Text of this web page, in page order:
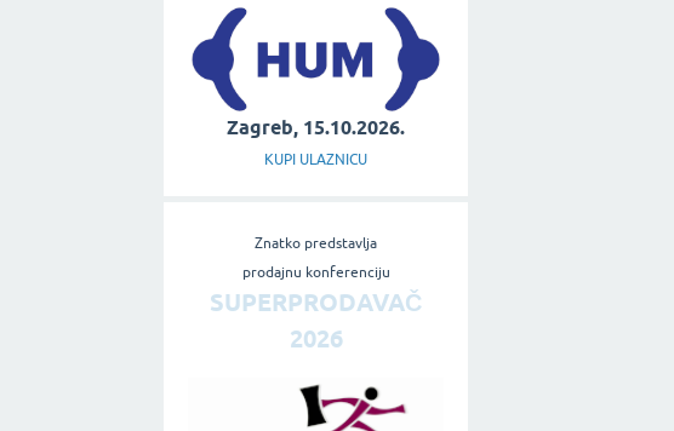
Zagreb, 15.10.2026.
KUPI ULAZNICU
Znatko predstavlja
prodajnu konferenciju
SUPERPRODAVAČ
2026